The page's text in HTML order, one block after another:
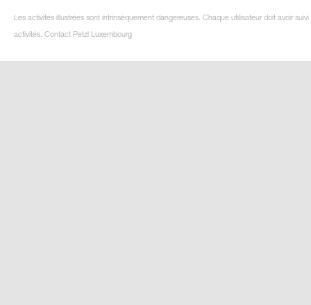
Les activités illustrées sont intrinsèquement dangereuses. Chaque utilisateur doit avoir
activités. Contact Petzl Luxembourg